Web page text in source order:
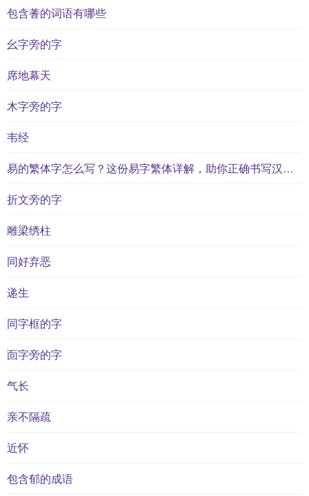
包含蓍的词语有哪些
幺字旁的字
席地幕天
木字旁的字
韦经
易的繁体字怎么写？这份易字繁体详解，助你正确书写汉字_汉字繁体学习
折文旁的字
雕梁绣柱
同好弃恶
递生
同字框的字
靣字旁的字
气长
亲不隔疏
近怀
包含郁的成语